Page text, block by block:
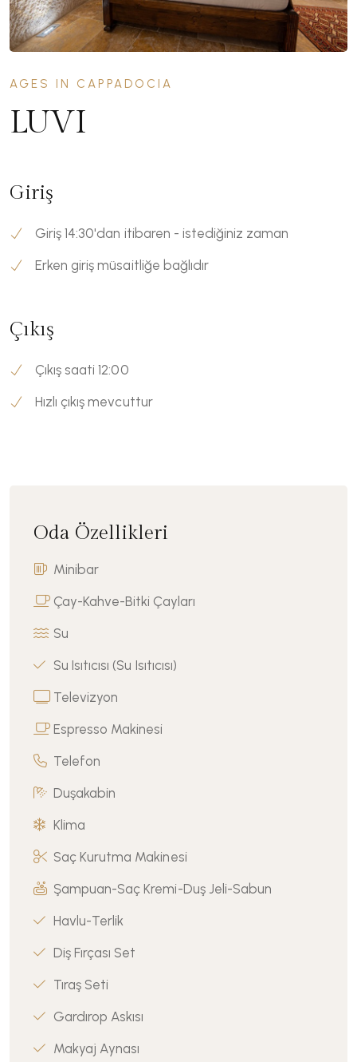
AGES IN CAPPADOCIA
LUVI
Giriş
Giriş 14:30'dan itibaren - istediğiniz zaman
Erken giriş müsaitliğe bağlıdır
Çıkış
Çıkış saati 12:00
Hızlı çıkış mevcuttur
Oda Özellikleri
Minibar
Çay-Kahve-Bitki Çayları
Su
Su Isıtıcısı (Su Isıtıcısı)
Televizyon
Espresso Makinesi
Telefon
Duşakabin
Klima
Saç Kurutma Makinesi
Şampuan-Saç Kremi-Duş Jeli-Sabun
Havlu-Terlik
Diş Fırçası Set
Tıraş Seti
Gardırop Askısı
Makyaj Aynası